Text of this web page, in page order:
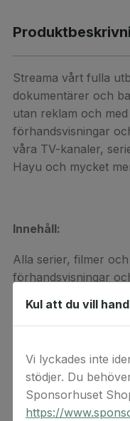
Streama vårt fulla
dokumentärer och
utan reklam och
förhandsvisningar
våra TV-kanaler,
Hayu och mycket
Innehåll:
Alla serier, filmer
förhandsvisningar
Britbox och reality
Exklusiva
All underhållning
Kul att du vill
Vi lyckades inte
stödjer. Du
Sponsorhuset
https://